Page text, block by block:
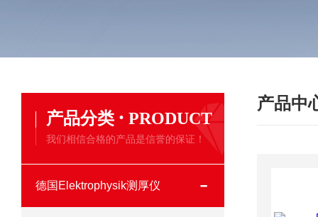
产品分类 · PRODUCT
我们相信合格的产品是信誉的保证！
德国Elektrophysik测厚仪
产品中